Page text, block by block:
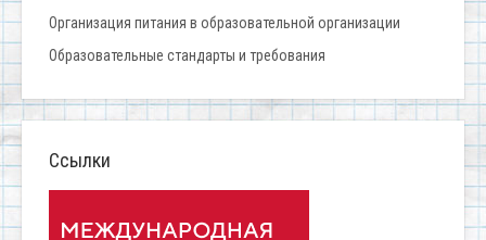
Организация питания в образовательной организации
Образовательные стандарты и требования
Ссылки